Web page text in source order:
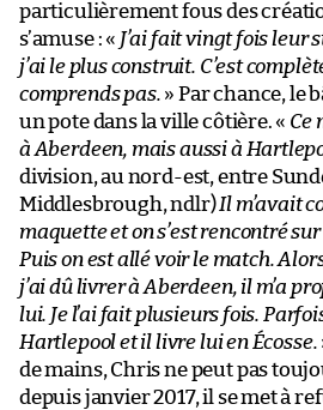
particulièrement fous des
s’amuse : « J’ai fait vingt fois leur
j’ai le plus construit. C’est
comprends pas. » Par chance, le
un pote dans la ville côtière. « Ce
à Aberdeen, mais aussi à
division, au nord-est, entre
Middlesbrough, ndlr)Il m’avait
maquette et on s’est rencontré
Puis on est allé voir le match.
j’ai dû livrer à Aberdeen, il m’a
lui. Je l’ai fait plusieurs fois.
Hartlepool et il livre lui en Écosse.
de mains, Chris ne peut pas
depuis janvier 2017, il se met à